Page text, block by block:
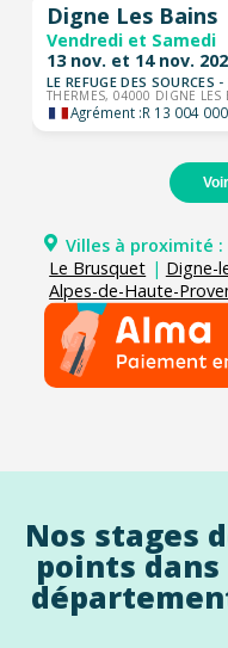
Digne Les Bains
Vendredi et Samedi
13 nov. et 14 nov.
LE REFUGE DES SOURCES -
THERMES, 04000 DIGNE LES
Agrément :R 13 004
Villes à proximité :
Le Brusquet | Digne-
Alpes-de-Haute-
Nos stages
points